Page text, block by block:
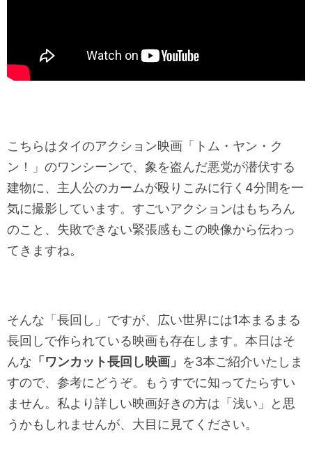
こちらはタイのアクション映画「トム・ヤン・ク
ン！」のワンシーンで、象を盗んだ悪党が潜伏する
建物に、主人公のカームが殴りこみに行く4分間を一
気に撮影しています。すごいアクションはもちろん
のこと、失敗できない緊張感もこの映像から伝わっ
てきますね。
そんな「長回し」ですが、広い世界には1本まるまる
長回しで作られている映画も存在します。本日はそ
んな 「ワンカット長回し映画」 を3本ご紹介いたしま
すので、参考にどうぞ。もうすでに知ってたらすい
ません。私より詳しい映画好きの方は「浅い」と思
うかもしれませんが、大目に見てください。